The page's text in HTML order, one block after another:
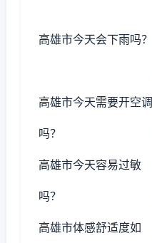
高雄市今天会下雨吗？
高雄市今天需要开空调
吗？
高雄市今天容易过敏
吗？
高雄市体感舒适度如